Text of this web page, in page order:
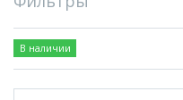
В наличии